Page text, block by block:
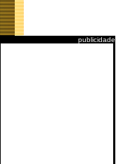
publicidade